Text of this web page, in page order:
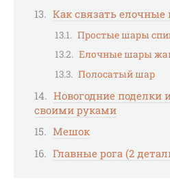
Как связать
Простые шары
Елочные шары
Полосатый шар
Новогодние поделки
своими руками
Мешок
Главные рога (2